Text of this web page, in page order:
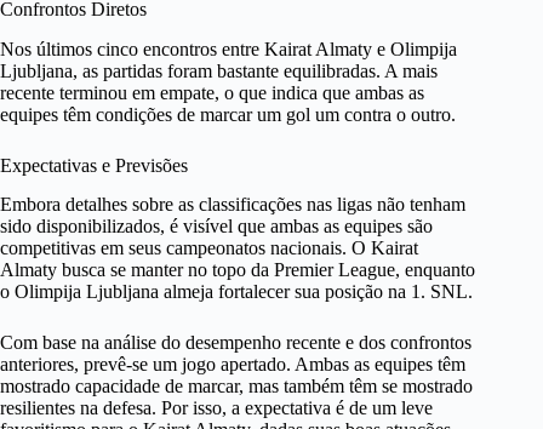
Confrontos Diretos
Nos últimos cinco encontros entre Kairat Almaty e Olimpija
Ljubljana, as partidas foram bastante equilibradas. A mais
recente terminou em empate, o que indica que ambas as
equipes têm condições de marcar um gol um contra o outro.
Expectativas e Previsões
Embora detalhes sobre as classificações nas ligas não tenham
sido disponibilizados, é visível que ambas as equipes são
competitivas em seus campeonatos nacionais. O Kairat
Almaty busca se manter no topo da Premier League, enquanto
o Olimpija Ljubljana almeja fortalecer sua posição na 1. SNL.
Com base na análise do desempenho recente e dos confrontos
anteriores, prevê-se um jogo apertado. Ambas as equipes têm
mostrado capacidade de marcar, mas também têm se mostrado
resilientes na defesa. Por isso, a expectativa é de um leve